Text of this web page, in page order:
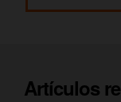
Artículos